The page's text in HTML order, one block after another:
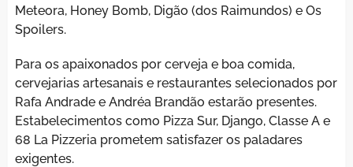
Meteora, Honey Bomb, Digão (dos Raimundos) e Os
Spoilers.
Para os apaixonados por cerveja e boa comida,
cervejarias artesanais e restaurantes selecionados por
Rafa Andrade e Andréa Brandão estarão presentes.
Estabelecimentos como Pizza Sur, Django, Classe A e
68 La Pizzeria prometem satisfazer os paladares
exigentes.